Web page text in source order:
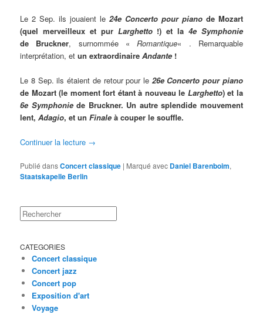
Le 2 Sep. ils jouaient le 24e Concerto pour pianode Mozart
(quel merveilleux et pur Larghetto!) et la4e Symphonie
de Bruckner, surnommée «Romantique« . Remarquable
interprétation, etun extraordinaireAndante !
Le 8 Sep. ils étaient de retour pour le 26e Concerto pour piano
de Mozart (le moment fort étant à nouveau le Larghetto) et la
6e Symphoniede Bruckner. Un autre splendide mouvement
lent,Adagio, et unFinale à couper le souffle.
Continuer la lecture →
Publié dansConcert classique | Marqué avec Daniel Barenboim,
Staatskapelle Berlin
Rechercher
CATEGORIES
Concert classique
Concert jazz
Concert pop
Exposition d'art
Voyage